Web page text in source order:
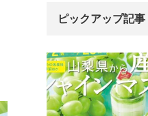
ピックアップ記事